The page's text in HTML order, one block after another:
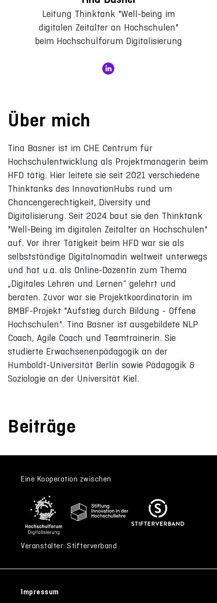
Leitung Thinktank "Well-being im
digitalen Zeitalter an Hochschulen"
beim Hochschulforum Digitalisierung
Über mich
Tina Basner ist im CHE Centrum für
Hochschulentwicklung als Projektmanagerin beim
HFD tätig. Hier leitete sie seit 2021 verschiedene
Thinktanks des InnovationHubs rund um
Chancengerechtigkeit, Diversity und
Digitalisierung. Seit 2024 baut sie den Thinktank
"Well-Being im digitalen Zeitalter an Hochschulen"
auf. Vor ihrer Tätigkeit beim HFD war sie als
selbstständige Digitalnomadin weltweit unterwegs
und hat u.a. als Online-Dozentin zum Thema
„Digitales Lehren und Lernen“ gelehrt und
beraten. Zuvor war sie Projektkoordinatorin im
BMBF-Projekt "Aufstieg durch Bildung - Offene
Hochschulen". Tina Basner ist ausgebildete NLP
Coach, Agile Coach und Teamtrainerin. Sie
studierte Erwachsenenpädagogik an der
Humboldt-Universität Berlin sowie Pädagogik &
Soziologie an der Universität Kiel.
Beiträge
Eine Kooperation zwischen
Veranstalter: Stifterverband
Impressum